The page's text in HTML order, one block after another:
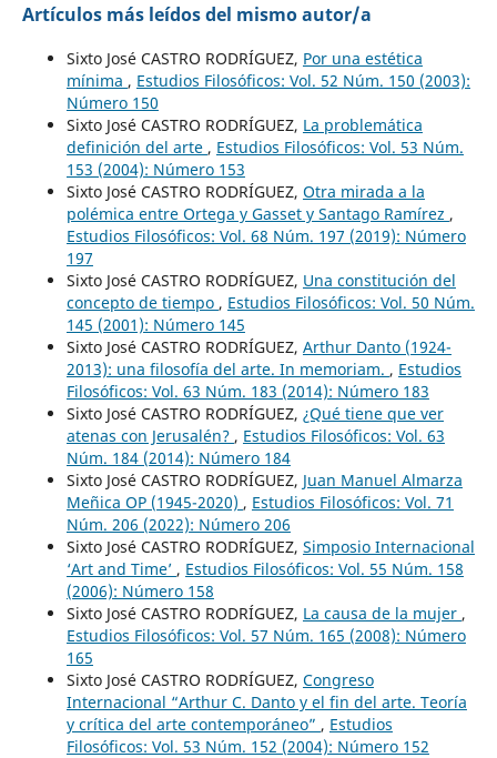
Artículos más leídos del mismo autor/a
Sixto José CASTRO RODRÍGUEZ, Por una estética
mínima , Estudios Filosóficos: Vol. 52 Núm. 150 (2003):
Número 150
Sixto José CASTRO RODRÍGUEZ, La problemática
definición del arte , Estudios Filosóficos: Vol. 53 Núm.
153 (2004): Número 153
Sixto José CASTRO RODRÍGUEZ, Otra mirada a la
polémica entre Ortega y Gasset y Santago Ramírez ,
Estudios Filosóficos: Vol. 68 Núm. 197 (2019): Número
197
Sixto José CASTRO RODRÍGUEZ, Una constitución del
concepto de tiempo , Estudios Filosóficos: Vol. 50 Núm.
145 (2001): Número 145
Sixto José CASTRO RODRÍGUEZ, Arthur Danto (1924-
2013): una filosofía del arte. In memoriam. , Estudios
Filosóficos: Vol. 63 Núm. 183 (2014): Número 183
Sixto José CASTRO RODRÍGUEZ, ¿Qué tiene que ver
atenas con Jerusalén? , Estudios Filosóficos: Vol. 63
Núm. 184 (2014): Número 184
Sixto José CASTRO RODRÍGUEZ, Juan Manuel Almarza
Meñica OP (1945-2020) , Estudios Filosóficos: Vol. 71
Núm. 206 (2022): Número 206
Sixto José CASTRO RODRÍGUEZ, Simposio Internacional
‘Art and Time’ , Estudios Filosóficos: Vol. 55 Núm. 158
(2006): Número 158
Sixto José CASTRO RODRÍGUEZ, La causa de la mujer ,
Estudios Filosóficos: Vol. 57 Núm. 165 (2008): Número
165
Sixto José CASTRO RODRÍGUEZ, Congreso
Internacional “Arthur C. Danto y el fin del arte. Teoría
y crítica del arte contemporáneo” , Estudios
Filosóficos: Vol. 53 Núm. 152 (2004): Número 152